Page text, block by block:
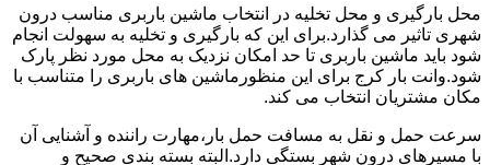
محل بارگیری و محل تخلیه در انتخاب ماشین باربری مناسب درون
شهری تاثیر می گذارد.برای این که بارگیری و تخلیه به سهولت انجام
شود باید ماشین باربری تا حد امکان نزدیک به محل مورد نظر پارک
شود.وانت بار کرج برای این منظورماشین های باربری را متناسب با
مکان مشتریان انتخاب می کند.
سرعت حمل و نقل به مسافت حمل بار،مهارت راننده و آشنایی آن
با مسیرهای درون شهر بستگی دارد.البته بسته بندی صحیح و